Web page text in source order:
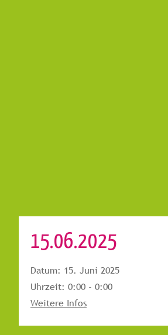
15.06.2025
Datum: 15. Juni 2025
Uhrzeit: 0:00 - 0:00
Weitere Infos